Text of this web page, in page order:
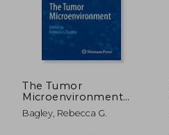
The Tumor
Microenvironment
(en Inglés)
Bagley, Rebecca G.